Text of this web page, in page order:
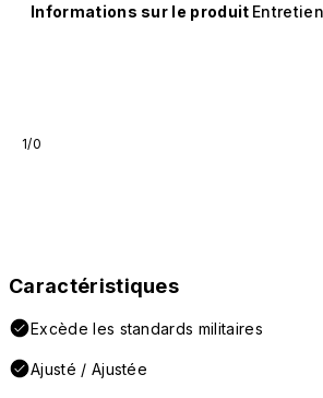
Informations sur le produit
1/0
Caractéristiques
Excède les standards militaires
Ajusté / Ajustée